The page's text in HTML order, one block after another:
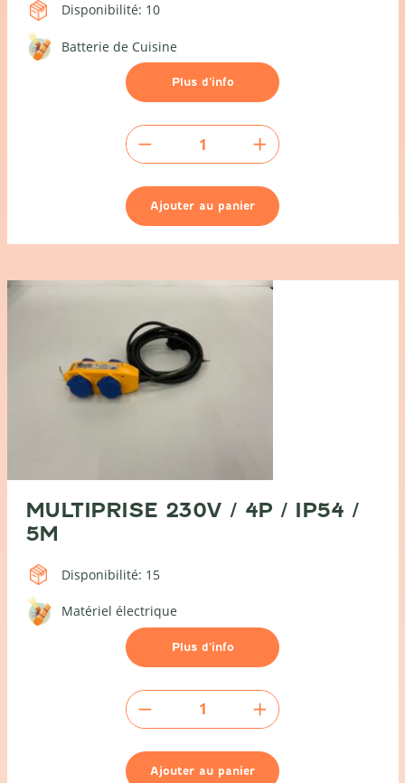
Disponibilité: 10
Batterie de Cuisine
Plus d’info
de
rectangulaire
50x40
Ajouter au panier
MULTIPRISE 230V / 4P / IP54 /
5M
Disponibilité: 15
Matériel électrique
Plus d’info
de
230V
/
Ajouter au panier